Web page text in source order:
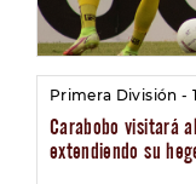
Primera División -
Carabobo visitará
extendiendo su